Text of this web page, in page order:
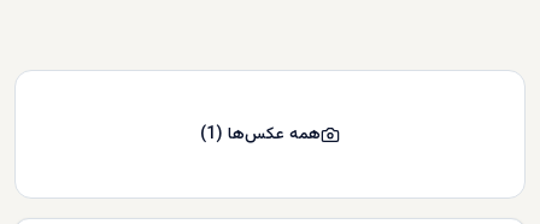
همه عکس‌ها (
1
)